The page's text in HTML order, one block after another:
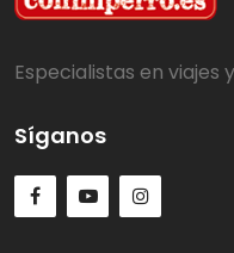
Especialistas en viajes
Síganos